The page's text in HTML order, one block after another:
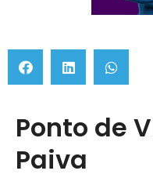
Ponto de
Paiva